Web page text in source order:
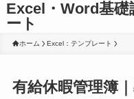
Excel・Word基礎
ート
ホーム Excel：テンプレート
有給休暇管理簿